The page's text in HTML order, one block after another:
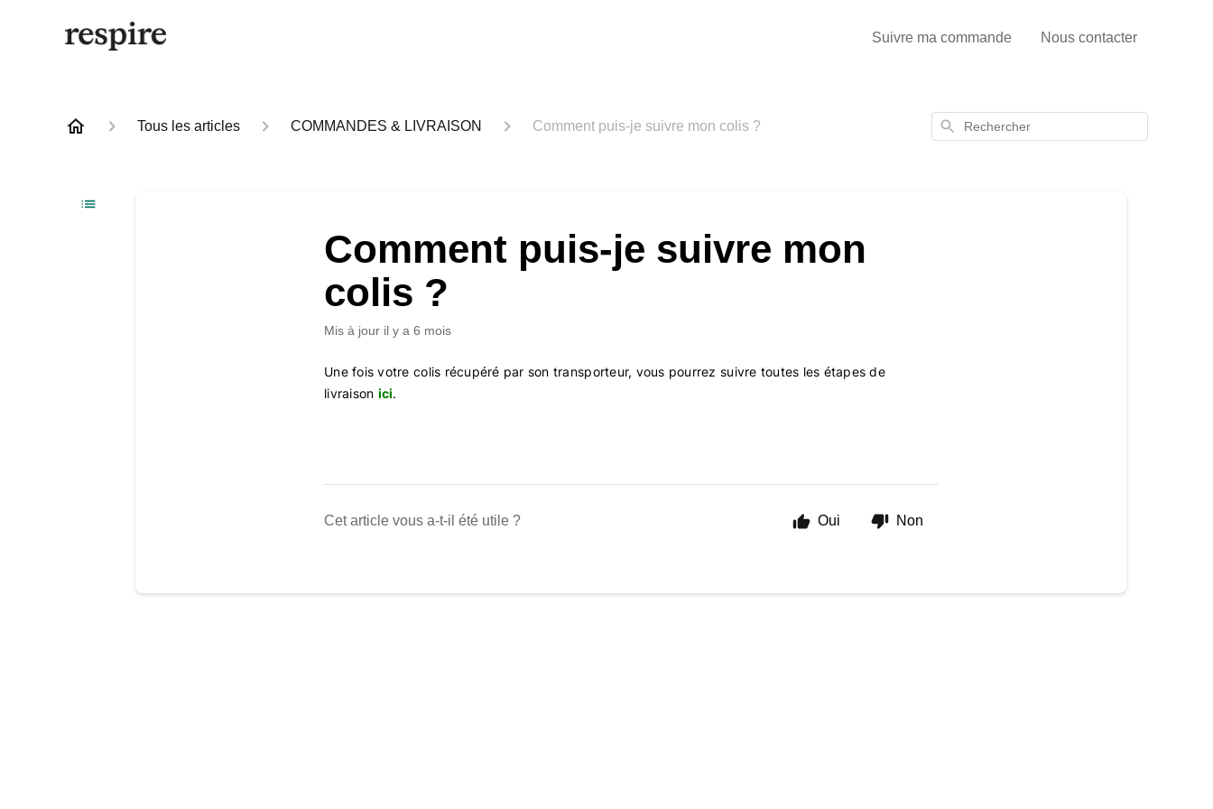
Suivre ma commande Nous contacter
Tous les articles COMMANDES & LIVRAISON Comment puis-je suivre mon colis ? Rechercher
Comment puis-je suivre mon
colis ?
Mis à jour il y a 6 mois
Une fois votre colis récupéré par son transporteur, vous pourrez suivre toutes les étapes de
livraison ici.
Cet article vous a-t-il été utile ? Oui Non